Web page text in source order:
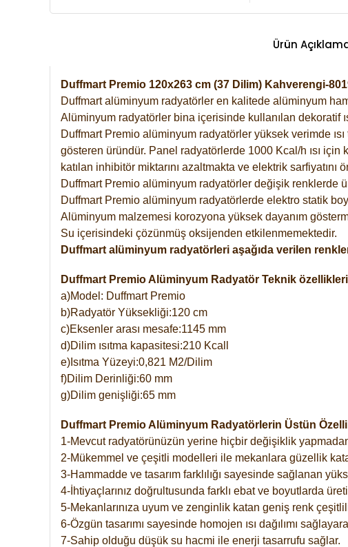
Ürün
Duffmart Premio 120x263 cm (37 Dilim) Kahverengi-
Duffmart alüminyum radyatörler en kalitede alüminyum
Alüminyum radyatörler bina içerisinde kullanılan dekoratif
Duffmart Premio alüminyum radyatörler yüksek verimde
gösteren üründür. Panel radyatörlerde 1000 Kcal/h ısı için
katılan inhibitör miktarını azaltmakta ve elektrik sarfiyatını
Duffmart Premio alüminyum radyatörler değişik
Duffmart Premio alüminyum radyatörlerde elektro statik
Alüminyum malzemesi korozyona yüksek dayanım
Su içerisindeki çözünmüş oksijenden etkilenmemektedir.
Duffmart alüminyum radyatörleri aşağıda verilen
Duffmart Premio Alüminyum Radyatör Teknik özellikleri
a)Model: Duffmart Premio
b)Radyatör Yüksekliği:120 cm
c)Eksenler arası mesafe:1145 mm
d)Dilim ısıtma kapasitesi:210 Kcall
e)Isıtma Yüzeyi:0,821 M2/Dilim
f)Dilim Derinliği:60 mm
g)Dilim genişliği:65 mm
Duffmart Premio Alüminyum Radyatörlerin Üstün
1-Mevcut radyatörünüzün yerine hiçbir değişiklik
2-Mükemmel ve çeşitli modelleri ile mekanlara güzellik
3-Hammadde ve tasarım farklılığı sayesinde sağlanan
4-İhtiyaçlarınız doğrultusunda farklı ebat ve boyutlarda
5-Mekanlarınıza uyum ve zenginlik katan geniş renk
6-Özgün tasarımı sayesinde homojen ısı dağılımı
7-Sahip olduğu düşük su hacmi ile enerji tasarrufu sağlar.